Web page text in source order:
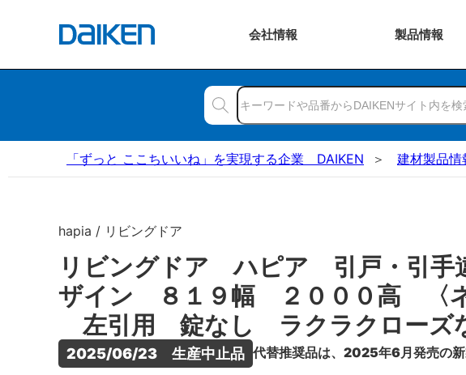
会社情報 製品情報
「ずっと ここちいいね」を実現する企業 DAIKEN 建材製品情
hapia / リビングドア
リビングドア ハピア 引戸・引
ザイン ８１９幅 ２０００高 〈ネ
左引用 錠なし ラクラクローズ
2025/06/23　生産中止品 代替推奨品は、2025年6月発売の新